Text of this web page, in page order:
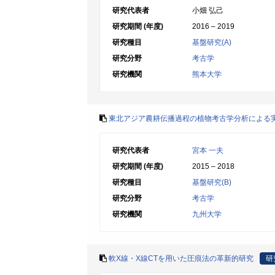
研究代表者
小畑 弘己
研究期間 (年度)
2016 – 2019
研究種目
基盤研究(A)
研究分野
考古学
研究機関
熊本大学
東北アジア農耕伝播過程の植物考古学分析による
研究代表者
宮本 一夫
研究期間 (年度)
2015 – 2018
研究種目
基盤研究(B)
研究分野
考古学
研究機関
九州大学
軟X線・X線CTを用いた圧痕法の革新的研究 研